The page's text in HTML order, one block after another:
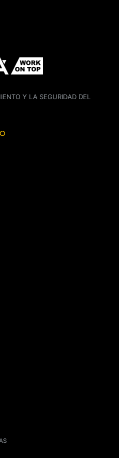
Y LA SEGURIDAD DEL